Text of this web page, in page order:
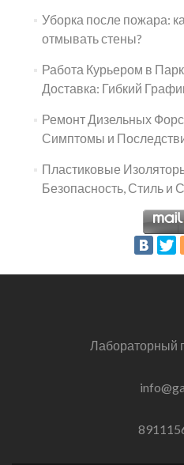
Уборка после пожара:
отмывать стены?
Работа Курьером в
Доставка: Гибкий
Ремонт Дизельных
Симптомы и
Пластиковые
Безопасность, Стиль
Лабораторный